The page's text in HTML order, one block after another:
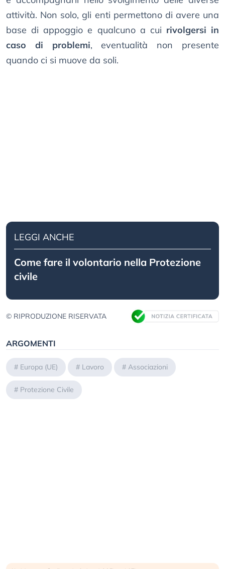
attività. Non solo, gli enti permettono di avere una
base di appoggio e qualcuno a cui rivolgersi in
caso di problemi, eventualità non presente
quando ci si muove da soli.
LEGGI ANCHE
Come fare il volontario nella Protezione
civile
© RIPRODUZIONE RISERVATA
ARGOMENTI
# Europa (UE) # Lavoro # Associazioni
# Protezione Civile